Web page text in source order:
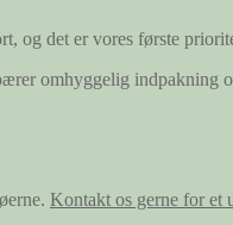
og det er vores første
omhyggelig indpakning
Kontakt os gerne for et